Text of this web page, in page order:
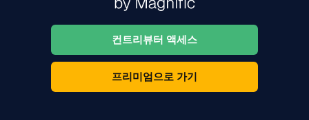
컨트리뷰터 액세스
프리미엄으로 가기